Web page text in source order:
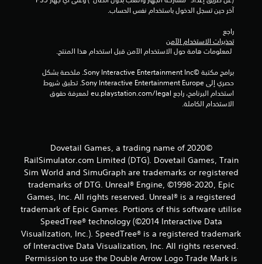
ا
ي
ي
م
ا
ت
آخر حين تسجل الدخول باستخدام نفس الحساب.
راجع
تحذيرات الاستخدام الآمن
الاستخدام الكاملة.
©2020 Dovetail Games, a trading name of
RailSimulator.com Limited (DTG). Dovetail Games, Train
Sim World and SimuGraph are trademarks or registered
trademarks of DTG. Unreal® Engine, ©1998-2020, Epic
Games, Inc. All rights reserved. Unreal® is a registered
trademark of Epic Games. Portions of this software utilise
SpeedTree® technology (©2014 Interactive Data
Visualization, Inc.). SpeedTree® is a registered trademark
of Interactive Data Visualization, Inc. All rights reserved.
Permission to use the Double Arrow Logo Trade Mark is